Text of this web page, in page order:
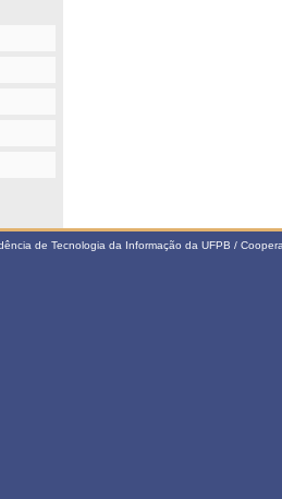
de Tecnologia da Informação da UFPB /